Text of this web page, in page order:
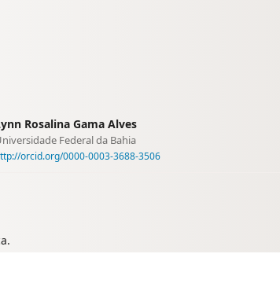
Rosalina Gama Alves
Federal da Bahia
orcid.org/0000-0003-3688-3506